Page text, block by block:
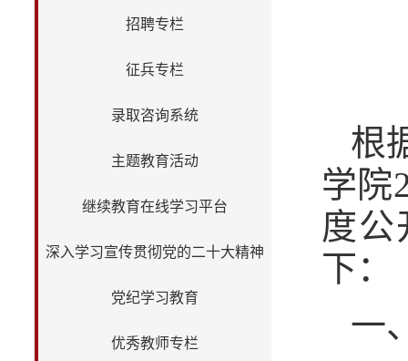
招聘专栏
征兵专栏
录取咨询系统
主题教育活动
继续教育在线学习平台
深入学习宣传贯彻党的二十大精神
党纪学习教育
优秀教师专栏
根
学院
度公
下：
一